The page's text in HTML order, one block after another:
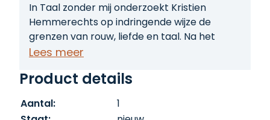
In Taal zonder mij onderzoekt Kristien
Hemmerechts op indringende wijze de
grenzen van rouw, liefde en taal. Na het
plotselinge overlijden van haar man, de
blijft zij achter met een leegte die ze
verwoord je het onzegbare? Wat blijft er
Lees meer
Product details
Aantal:
1